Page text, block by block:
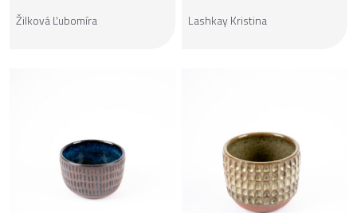
Žilková Ľubomíra Lashkay Kristina